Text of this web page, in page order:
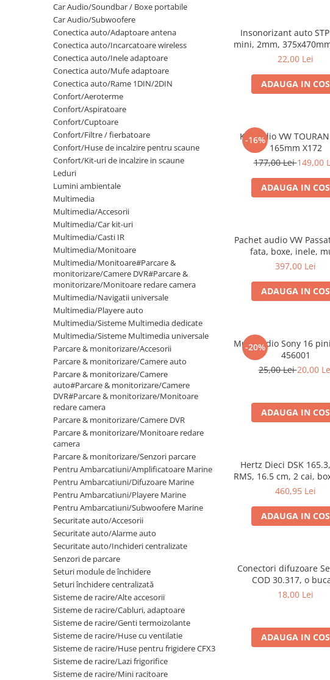
Stergatoare auto
Paravanturi auto
Lumini ambientale
Car Audio/Soundbar / Boxe portabile
Car Audio/Subwoofere
Conectica auto/Adaptoare antena
Conectica auto/Incarcatoare wireless
Conectica auto/Inele adaptoare
Conectica auto/Mufe adaptoare
Conectica auto/Rame 1DIN/2DIN
Confort/Aeroterme
Confort/Aspiratoare
Confort/Cuptoare
Confort/Filtre / fierbatoare
Confort/Huse de incalzire pentru scaune
Confort/Kit-uri de incalzire in scaune
Leduri
Lumini ambientale
Multimedia
Multimedia/Accesorii
Multimedia/Car kit-uri
Multimedia/Casti IR
Multimedia/Monitoare
Multimedia/Monitoare#Parcare &
monitorizare/Camere DVR#Parcare &
monitorizare/Monitoare redare camera
Multimedia/Navigatii universale
Multimedia/Playere auto
Multimedia/Sisteme Multimedia dedicate
Multimedia/Sisteme Multimedia universale
Parcare & monitorizare/Accesorii
Parcare & monitorizare/Camere auto
Parcare & monitorizare/Camere
auto#Parcare & monitorizare/Camere
DVR#Parcare & monitorizare/Monitoare
redare camera
Parcare & monitorizare/Camere DVR
Parcare & monitorizare/Monitoare redare
camera
Parcare & monitorizare/Senzori parcare
Pentru Ambarcatiuni/Amplificatoare Marine
Pentru Ambarcatiuni/Difuzoare Marine
Pentru Ambarcatiuni/Playere Marine
Pentru Ambarcatiuni/Subwoofere Marine
Securitate auto/Accesorii
Securitate auto/Alarme auto
Securitate auto/Inchideri centralizate
Senzori de parcare
Seturi module de închidere
Seturi închidere centralizată
Sisteme de racire/Alte accesorii
Sisteme de racire/Cabluri, adaptoare
Sisteme de racire/Genti termoizolante
Sisteme de racire/Huse cu ventilatie
Sisteme de racire/Huse pentru frigidere CFX3
Sisteme de racire/Lazi frigorifice
Sisteme de racire/Mini racitoare
Insonorizant auto STP
mini, 2mm,
22,00 Lei
ADAUGA IN COS
-16%
Kit audio VW
165mm X172
177,00 Lei149,00
ADAUGA IN COS
Pachet audio VW
fata, boxe, inele,
adaptoare JBL STAGE2
397,00 Lei
ADAUGA IN COS
-20%
Mufa radio Sony 16
456001
25,00 Lei20,00
ADAUGA IN COS
Hertz Dieci DSK
RMS, 16.5 cm, 2 cai,
sisteme
460,95 Lei
ADAUGA IN COS
Conectori difuzoare
COD 30.317, o
18,00 Lei
ADAUGA IN COS